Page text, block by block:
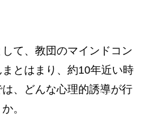
て、教団のマインドコン
まとはまり、約10年近い時
、どんな心理的誘導が行
。